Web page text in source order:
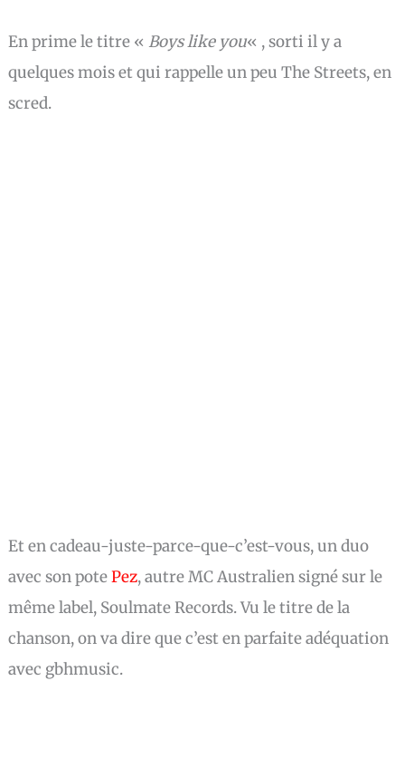
En prime le titre « Boys like you« , sorti il y a
quelques mois et qui rappelle un peu The Streets, en
scred.
Et en cadeau-juste-parce-que-c’est-vous, un duo
avec son potePez, autre MC Australien signé sur le
même label, Soulmate Records. Vu le titre de la
chanson, on va dire que c’est en parfaite adéquation
avec gbhmusic.